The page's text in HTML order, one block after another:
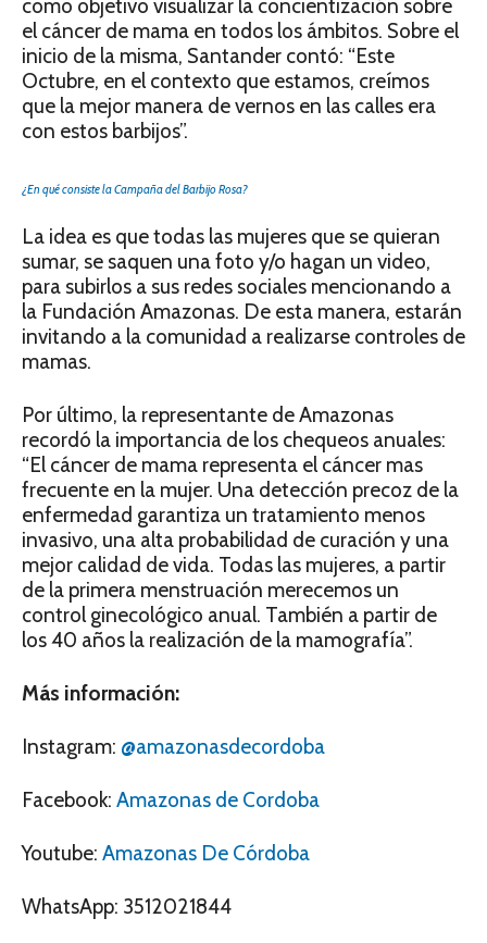
como objetivo visualizar la concientización sobre
el cáncer de mama en todos los ámbitos. Sobre el
inicio de la misma, Santander contó: “Este
Octubre, en el contexto que estamos, creímos
que la mejor manera de vernos en las calles era
con estos barbijos”.
¿En qué consiste la Campaña del Barbijo Rosa?
La idea es que todas las mujeres que se quieran
sumar, se saquen una foto y/o hagan un video,
para subirlos a sus redes sociales mencionando a
la Fundación Amazonas. De esta manera, estarán
invitando a la comunidad a realizarse controles de
mamas.
Por último, la representante de Amazonas
recordó la importancia de los chequeos anuales:
“El cáncer de mama representa el cáncer mas
frecuente en la mujer. Una detección precoz de la
enfermedad garantiza un tratamiento menos
invasivo, una alta probabilidad de curación y una
mejor calidad de vida. Todas las mujeres, a partir
de la primera menstruación merecemos un
control ginecológico anual. También a partir de
los 40 años la realización de la mamografía”.
Más información:
Instagram: @amazonasdecordoba
Facebook: Amazonas de Cordoba
Youtube: Amazonas De Córdoba
WhatsApp: 3512021844